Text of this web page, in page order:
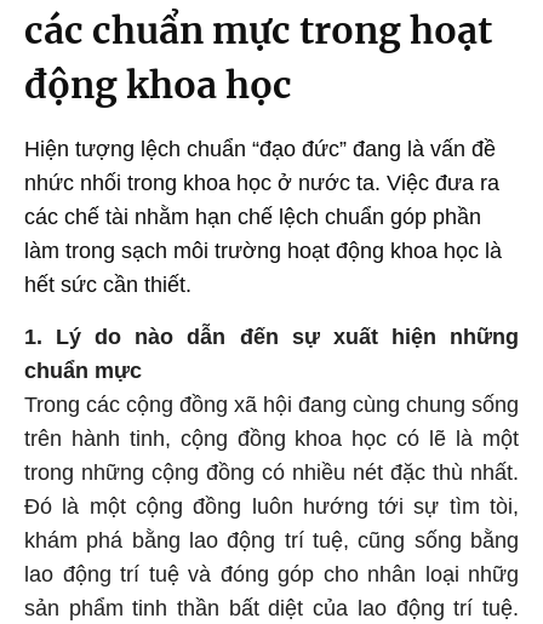
các chuẩn mực trong hoạt
động khoa học
Hiện tượng lệch chuẩn “đạo đức” đang là vấn đề
nhức nhối trong khoa học ở nước ta. Việc đưa ra
các chế tài nhằm hạn chế lệch chuẩn góp phần
làm trong sạch môi trường hoạt động khoa học là
hết sức cần thiết.
1. Lý do nào dẫn đến sự xuất hiện những
chuẩn mực
Trong các cộng đồng xã hội đang cùng chung sống
trên hành tinh, cộng đồng khoa học có lẽ là một
trong những cộng đồng có nhiều nét đặc thù nhất.
Đó là một cộng đồng luôn hướng tới sự tìm tòi,
khám phá bằng lao động trí tuệ, cũng sống bằng
lao động trí tuệ và đóng góp cho nhân loại nhữg
sản phẩm tinh thần bất diệt của lao động trí tuệ.